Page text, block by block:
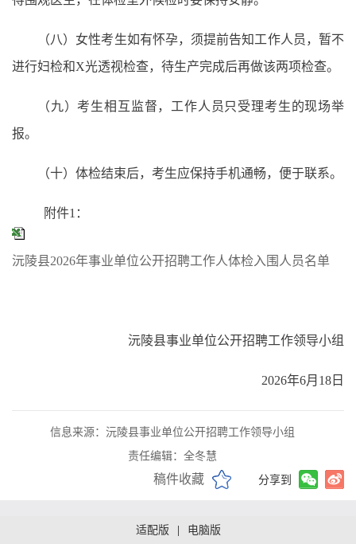
（八）女性考生如有怀孕，须提前告知工作人员，暂不
进行妇检和X光透视检查，待生产完成后再做该两项检查。
（九）考生相互监督，工作人员只受理考生的现场举
报。
（十）体检结束后，考生应保持手机通畅，便于联系。
附件1：
沅陵县2026年事业单位公开招聘工作人体检入围人员名单
沅陵县事业单位公开招聘工作领导小组
2026年6月18日
信息来源：沅陵县事业单位公开招聘工作领导小组
责任编辑：全冬慧
稿件收藏 分享到
适配版 电脑版